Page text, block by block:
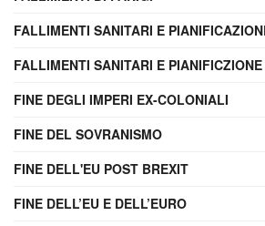
FALLIMENTI SANITARI E
FALLIMENTI SANITARI E
FINE DEGLI IMPERI EX-COLONIALI
FINE DEL SOVRANISMO
FINE DELL'EU POST BREXIT
FINE DELL’EU E DELL’EURO